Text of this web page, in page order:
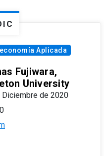
Aplicada
Fujiwara,
University
Diciembre de 2020